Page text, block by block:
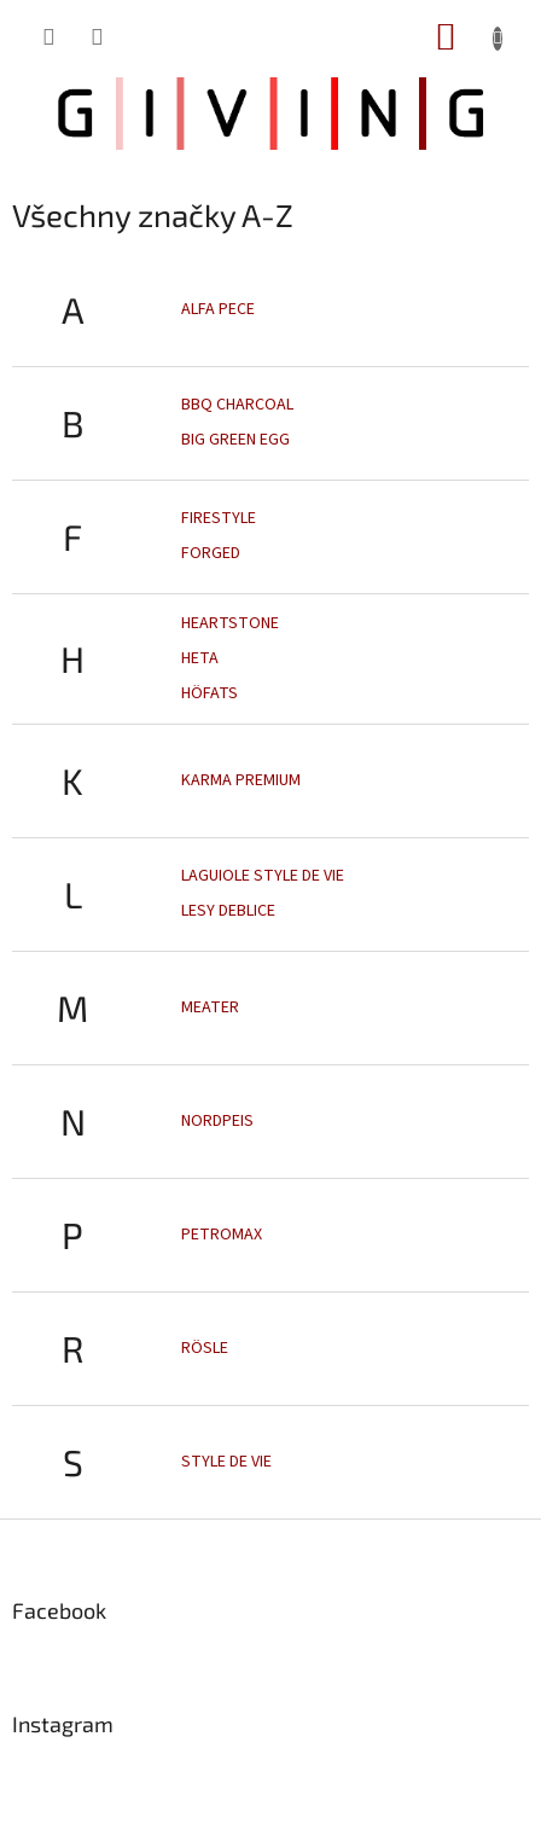
Všechny značky A-Z
A ALFA PECE
B
BBQ CHARCOAL
BIG GREEN EGG
F
FIRESTYLE
FORGED
H
HEARTSTONE
HETA
HÖFATS
K KARMA PREMIUM
L
LAGUIOLE STYLE DE VIE
LESY DEBLICE
M MEATER
N NORDPEIS
P PETROMAX
R RÖSLE
S STYLE DE VIE
Facebook
Instagram